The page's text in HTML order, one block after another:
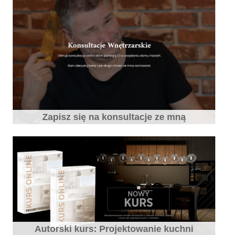
Zapisz się na konsultacje ze mną
Autorski kurs: Projektowanie kuchni